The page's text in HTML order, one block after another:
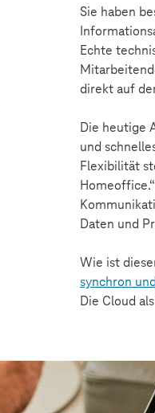
Sie haben
Echte
direkt auf
Die heutige
und
Flexibilität
Daten und
Wie ist
synchron
Die Cloud